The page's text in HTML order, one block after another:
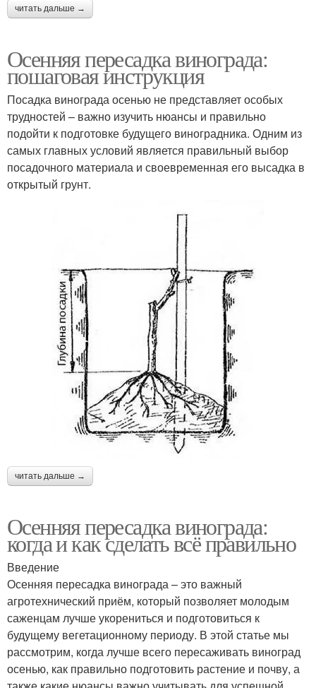
читать дальше →
Осенняя пересадка винограда:
пошаговая инструкция
Посадка винограда осенью не представляет особых
трудностей – важно изучить нюансы и правильно
подойти к подготовке будущего виноградника. Одним из
самых главных условий является правильный выбор
посадочного материала и своевременная его высадка в
открытый грунт.
читать дальше →
Осенняя пересадка винограда:
когда и как сделать всё правильно
Введение
Осенняя пересадка винограда – это важный
агротехнический приём, который позволяет молодым
саженцам лучше укорениться и подготовиться к
будущему вегетационному периоду. В этой статье мы
рассмотрим, когда лучше всего пересаживать виноград
осенью, как правильно подготовить растение и почву, а